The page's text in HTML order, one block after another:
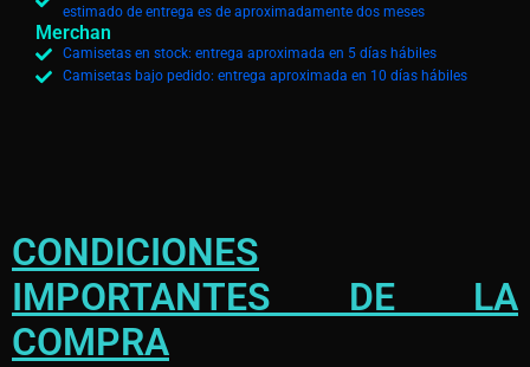
estimado de entrega es de aproximadamente dos meses
Merchan
Camisetas en stock: entrega aproximada en 5 días hábiles
Camisetas bajo pedido: entrega aproximada en 10 días hábiles
CONDICIONES
IMPORTANTES DE LA
COMPRA